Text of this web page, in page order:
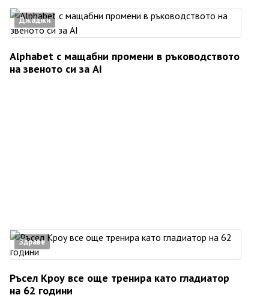
Джаджи
Alphabet с мащабни промени в ръководството
на звеното си за AI
Здраве
Ръсел Кроу все още тренира като гладиатор
на 62 години